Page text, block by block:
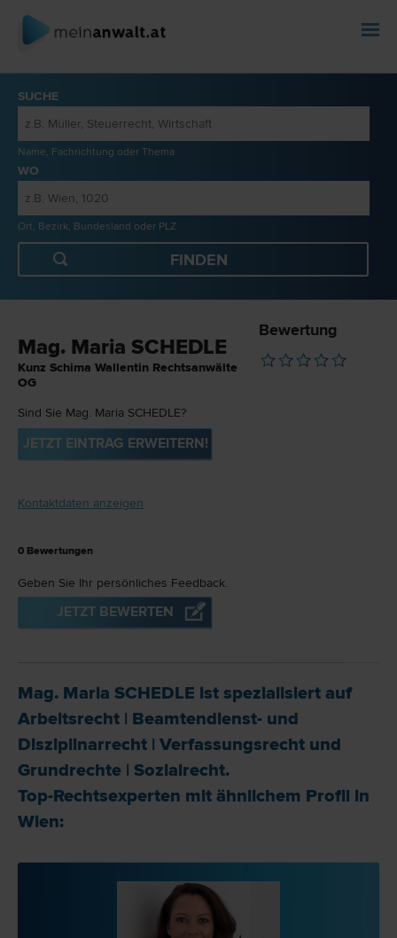
SUCHE
Name, Fachrichtung oder Thema
WO
Ort, Bezirk, Bundesland oder PLZ
Mag. Maria SCHEDLE
Kunz Schima Wallentin Rechtsanwälte
OG
Sind Sie Mag. Maria SCHEDLE?
JETZT EINTRAG ERWEITERN!
Kontaktdaten anzeigen
Bewertung
0 Bewertungen
Geben Sie Ihr persönliches Feedback.
JETZT BEWERTEN
Mag. Maria SCHEDLE ist spezialisiert auf
Arbeits­recht | Beamtendienst- und
Disziplinar­recht | Verfassungs­recht und
Grund­rechte | Sozial­recht.
Top-Rechtsexperten mit ähnlichem Profil in
Wien: